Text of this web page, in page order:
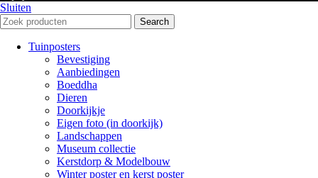
Sluiten
Search
Tuinposters
Bevestiging
Aanbiedingen
Boeddha
Dieren
Doorkijkje
Eigen foto (in doorkijk)
Landschappen
Museum collectie
Kerstdorp & Modelbouw
Winter poster en kerst poster